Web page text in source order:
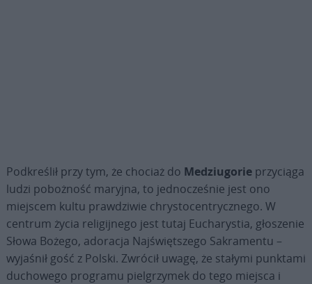
Podkreślił przy tym, że chociaż do Medziugorieprzyciąga
ludzi pobożność maryjna, to jednocześnie jest ono
miejscem kultu prawdziwie chrystocentrycznego. W
centrum życia religijnego jest tutaj Eucharystia, głoszenie
Słowa Bożego, adoracja Najświętszego Sakramentu –
wyjaśnił gość z Polski. Zwrócił uwagę, że stałymi punktami
duchowego programu pielgrzymek do tego miejsca i